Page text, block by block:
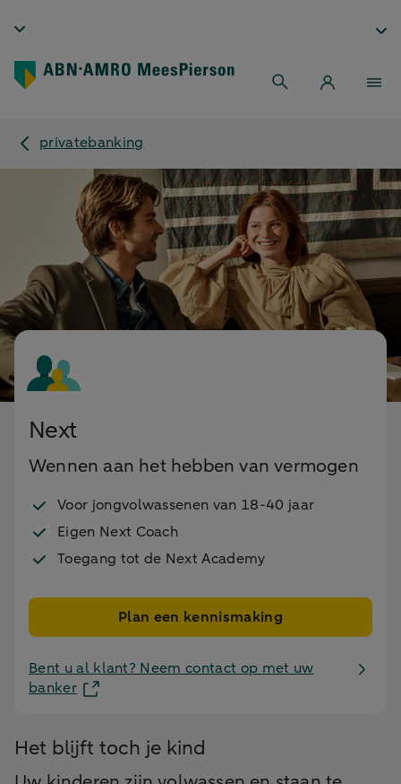
privatebanking
Next
Wennen aan het hebben van vermogen
Voor jongvolwassenen van 18-40 jaar
Eigen Next Coach
Toegang tot de Next Academy
Plan een kennismaking
Bent u al klant? Neem contact op met uw
banker
Het blijft toch je kind